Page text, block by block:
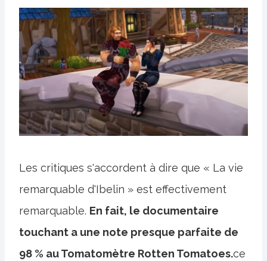
Les critiques s'accordent à dire que « La vie
remarquable d'Ibelin » est effectivement
remarquable. En fait, le documentaire
touchant a une note presque parfaite de
98 % au Tomatomètre Rotten Tomatoes.ce